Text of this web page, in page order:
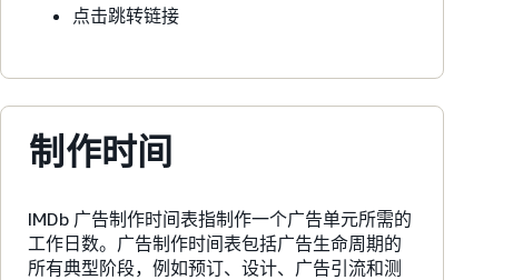
点击跳转链接
制作时间
IMDb 广告制作时间表指制作一个广告单元所需的
工作日数。广告制作时间表包括广告生命周期的
所有典型阶段，例如预订、设计、广告引流和测